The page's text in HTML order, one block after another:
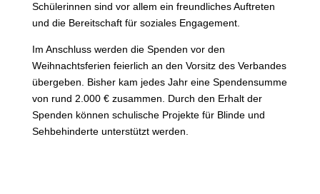
Schülerinnen sind vor allem ein freundliches Auftreten
und die Bereitschaft für soziales Engagement.
Im Anschluss werden die Spenden vor den
Weihnachtsferien feierlich an den Vorsitz des Verbandes
übergeben. Bisher kam jedes Jahr eine Spendensumme
von rund 2.000 € zusammen. Durch den Erhalt der
Spenden können schulische Projekte für Blinde und
Sehbehinderte unterstützt werden.